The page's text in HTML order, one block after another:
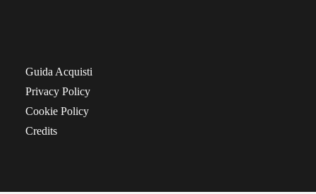
Guida Acquisti
Privacy Policy
Cookie Policy
Credits